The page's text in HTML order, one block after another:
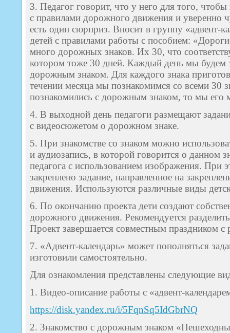
3. Педагог говорит, что у него для того,
с правилами дорожного движения и уверенно
есть один сюрприз. Вносит в группу «адвент-
детей с правилами работы с пособием:
много дорожных знаков. Их 30, что
котором тоже 30 дней. Каждый день мы будем
дорожным знаком. Для каждого знака
течении месяца мы познакомимся со всеми 30
познакомились с дорожным знаком, то мы его
4. В выходной день педагоги размещают
с видеосюжетом о дорожном знаке.
5. При знакомстве со знаком можно
и аудиозапись, в которой говорится о данном
педагога с использованием изображения. При
закреплено задание, направленное на
движения. Используются различные виды
6. По окончанию проекта дети создают
дорожного движения. Рекомендуется
Проект завершается совместным праздником с
7. «Адвент-календарь» может пополняться
изготовили самостоятельно.
Для ознакомления представлены следующие
1. Видео-описание работы с «адвент-
https://disk.yandex.ru/i/5FqnSq5IdGbrNQ
2. Знакомство с дорожным знаком